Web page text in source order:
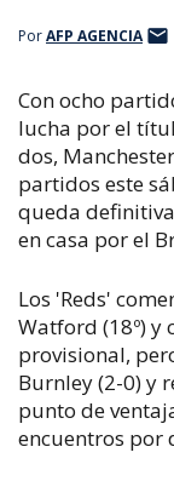
PorAFP AGENCIA
Con ocho
lucha por el
dos,
partidos este
queda
en casa por el
Los 'Reds'
Watford (18º) y
provisional,
Burnley (2-0) y
punto de
encuentros por